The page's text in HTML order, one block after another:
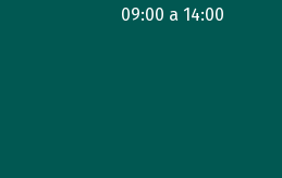
09:00 a 14:00